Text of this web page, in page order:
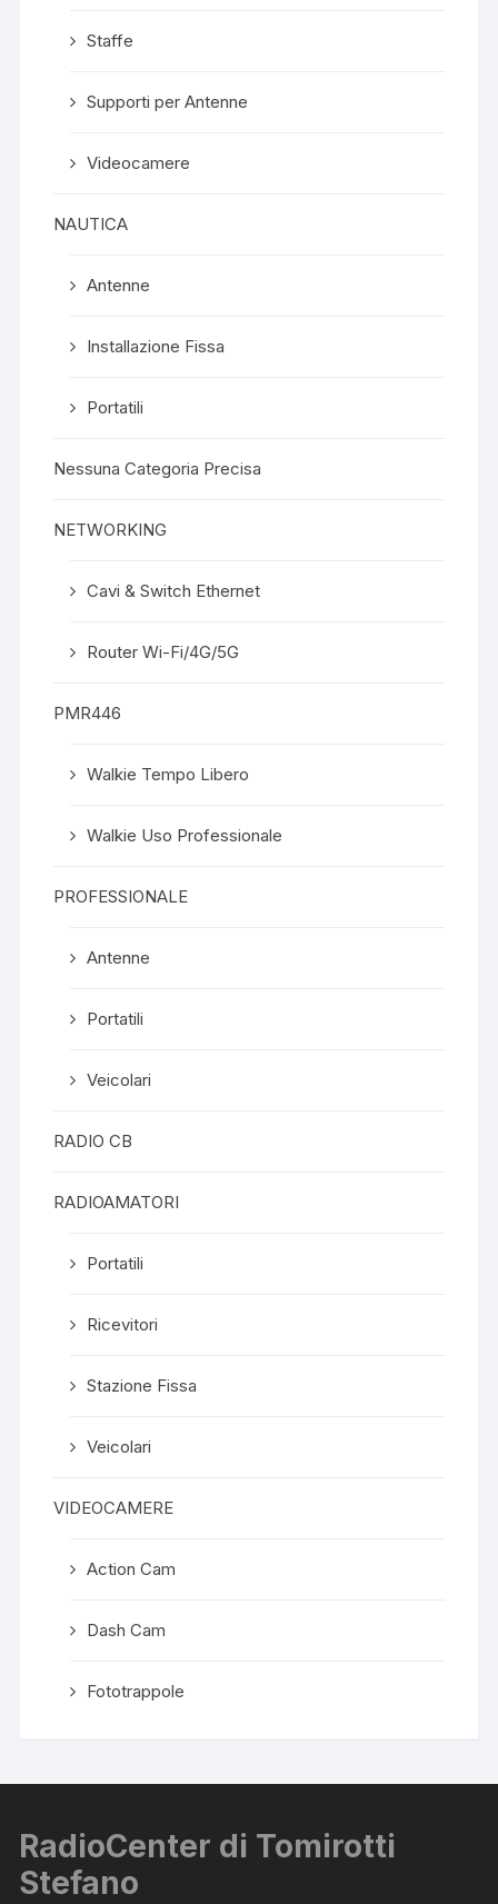
Staffe
Supporti per Antenne
Videocamere
NAUTICA
Antenne
Installazione Fissa
Portatili
Nessuna Categoria Precisa
NETWORKING
Cavi & Switch Ethernet
Router Wi-Fi/4G/5G
PMR446
Walkie Tempo Libero
Walkie Uso Professionale
PROFESSIONALE
Antenne
Portatili
Veicolari
RADIO CB
RADIOAMATORI
Portatili
Ricevitori
Stazione Fissa
Veicolari
VIDEOCAMERE
Action Cam
Dash Cam
Fototrappole
RadioCenter di Tomirotti
Stefano